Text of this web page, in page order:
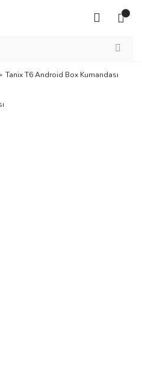
Tanix T6 Android Box Kumandası